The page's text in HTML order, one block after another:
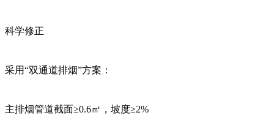
科学修正
采用“双通道排烟”方案：
主排烟管道截面≥0.6㎡，坡度≥2%